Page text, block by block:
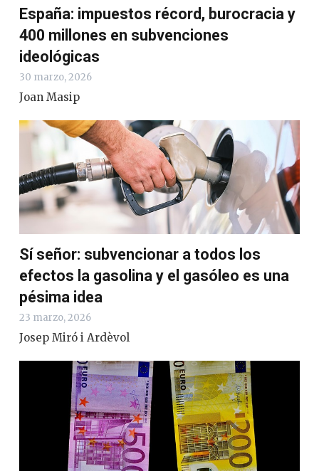
España: impuestos récord, burocracia y
400 millones en subvenciones
ideológicas
30 marzo, 2026
Joan Masip
Sí señor: subvencionar a todos los
efectos la gasolina y el gasóleo es una
pésima idea
23 marzo, 2026
Josep Miró i Ardèvol